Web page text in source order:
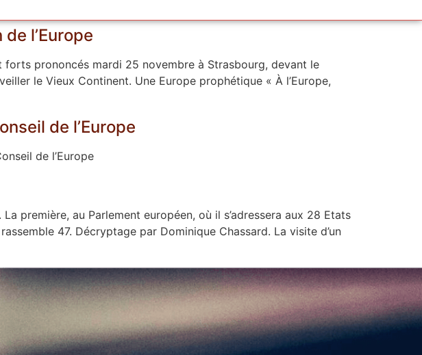
l’Europe
forts prononcés mardi 25 novembre à Strasbourg, devant le
le Vieux Continent. Une Europe prophétique « À l’Europe,
de l’Europe
de l’Europe
première, au Parlement européen, où il s’adressera aux 28 Etats
47. Décryptage par Dominique Chassard. La visite d’un